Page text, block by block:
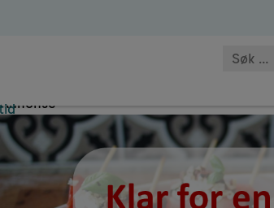
diabetes
Annonse